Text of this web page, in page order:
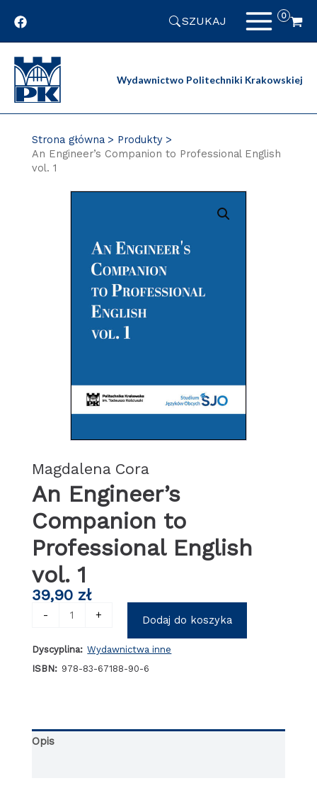
SZUKAJ
Wydawnictwo Politechniki Krakowskiej
Strona główna
Produkty
An Engineer’s Companion to Professional English
vol. 1
Magdalena Cora
An Engineer’s
Companion to
Professional English
vol. 1
39,90 zł
-
Companion
to
+ Dodaj do koszyka
Dyscyplina: Wydawnictwa inne
ISBN: 978-83-67188-90-6
Opis